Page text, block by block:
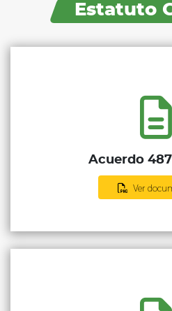
Estatuto
Acuerdo 487
Ver